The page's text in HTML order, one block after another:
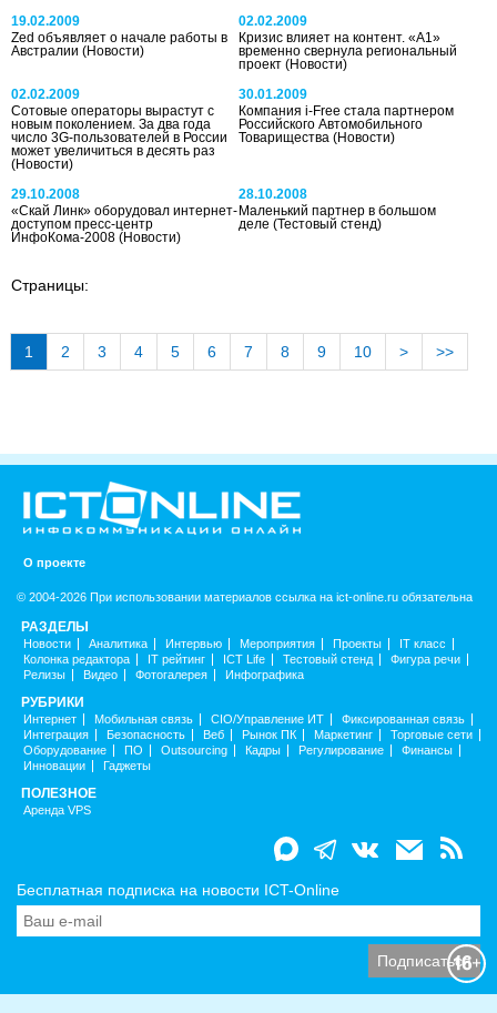
19.02.2009
Zed объявляет о начале работы в
Австралии (Новости)
02.02.2009
Кризис влияет на контент. «А1»
временно свернула региональный
проект(Новости)
02.02.2009
Сотовые операторы вырастут с
новым поколением. За два года
число 3G-пользователей в России
может увеличиться в десять раз
(Новости)
30.01.2009
Компания i-Free стала партнером
Российского Автомобильного
Товарищества(Новости)
29.10.2008
«Скай Линк» оборудовал интернет-
доступом пресс-центр
ИнфоКома-2008 (Новости)
28.10.2008
Маленький партнер в большом
деле(Тестовый стенд)
Страницы:
1 2 3 4 5 6 7 8 9 10 > >>
О проекте
© 2004-2026 При использовании материалов ссылка на ict-online.ru обязательна
РАЗДЕЛЫ
Новости Аналитика Интервью Мероприятия Проекты
IT класс
Колонка редактора
IT рейтинг ICT Life Тестовый стенд
Фигура речи
Релизы
Видео Фотогалерея Инфографика
РУБРИКИ
Интернет Мобильная связь CIO/Управление ИТ
Фиксированная связь
Интеграция
Безопасность Веб Рынок ПК Маркетинг
Торговые сети
Оборудование
ПО Outsourcing Кадры Регулирование
Финансы
Инновации
Гаджеты
ПОЛЕЗНОЕ
Аренда VPS
Бесплатная подписка на новости ICT-Online